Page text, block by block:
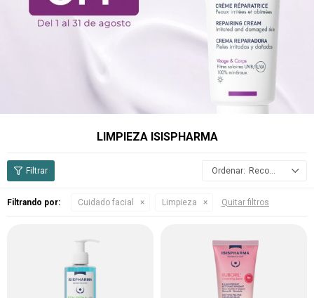
LIMPIEZA ISISPHARMA
Recomendados
Filtrando por: Cuidado facial Limpieza Quitar filtros